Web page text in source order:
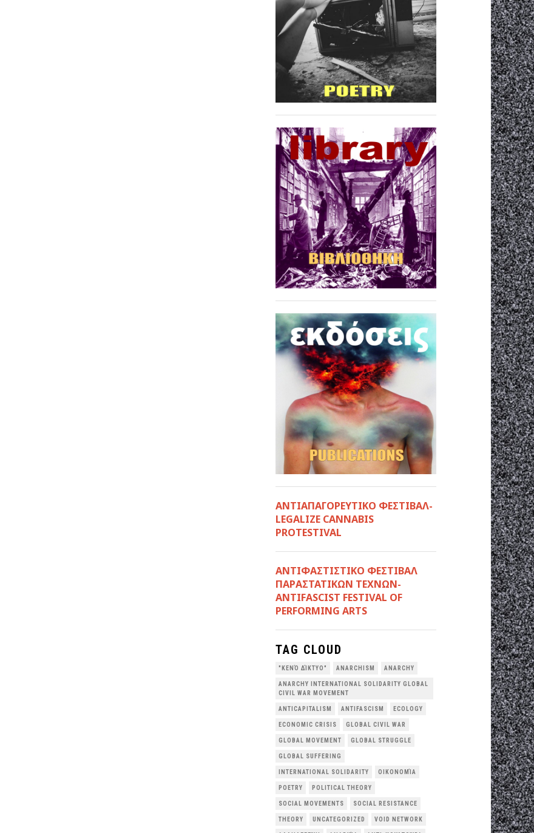
ΑΝΤΙΑΠΑΓΟΡΕΥΤΙΚΟ ΦΕΣΤΙΒΑΛ-
LEGALIZE CANNABIS
PROTESTIVAL
ANTIΦΑΣΤΙΣΤΙΚΟ ΦΕΣΤΙΒΑΛ
ΠΑΡΑΣΤΑΤΙΚΩΝ ΤΕΧΝΩΝ-
ANTIFASCIST FESTIVAL OF
PERFORMING ARTS
TAG CLOUD
"ΚΕΝΌ ΔΊΚΤΥΟ" ANARCHISM ANARCHY
ANARCHY INTERNATIONAL SOLIDARITY GLOBAL
CIVIL WAR MOVEMENT
ANTICAPITALISM ANTIFASCISM ECOLOGY
ECONOMIC CRISIS GLOBAL CIVIL WAR
GLOBAL MOVEMENT GLOBAL STRUGGLE
GLOBAL SUFFERING
INTERNATIONAL SOLIDARITY OΙΚΟΝΟΜΊΑ
POETRY POLITICAL THEORY
SOCIAL MOVEMENTS SOCIAL RESISTANCE
THEORY UNCATEGORIZED VOID NETWORK